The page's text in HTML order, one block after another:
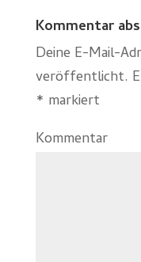
Kommentar
Deine E-Mail-
veröffentlicht.
* markiert
Kommentar